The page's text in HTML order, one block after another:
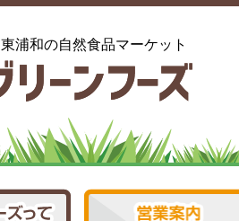
東浦和の自然食品マーケット